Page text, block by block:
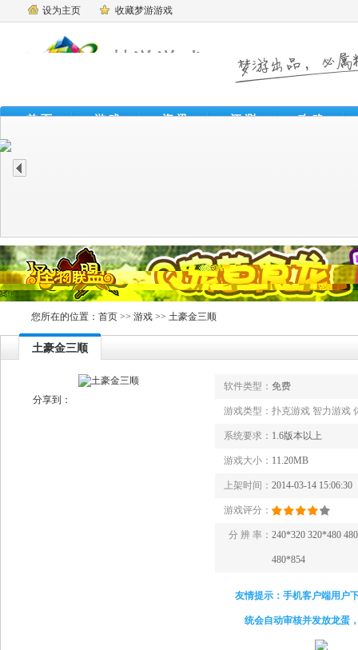
设为主页 收藏梦游游戏
首 页 游 戏 资 讯 评 测 攻 略
您所在的位置： 首页 >> 游戏 >> 土豪金三顺
土豪金三顺
分享到：
软件类型： 免费
游戏类型： 扑克游戏 智力游戏
系统要求： 1.6版本以上
游戏大小： 11.20MB
上架时间： 2014-03-14 15:06:30
游戏评分：
分 辨 率： 240*320 320*480
480*854
友情提示：手机客户端用户
统会自动审核并发放龙蛋